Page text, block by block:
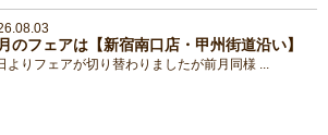
のフェアは【新宿南口店・甲州街道沿い】
よりフェアが切り替わりましたが前月同様 ...